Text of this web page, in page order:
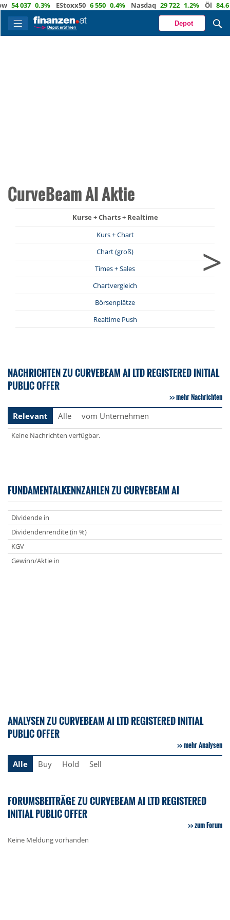
037 0,3% EStoxx50 6 550 0,4% Nasdaq 29 722 1,2% Öl 84,6
Depot
CurveBeam AI Aktie
Kurse + Charts + Realtime
Kurs + Chart
Chart (groß)
Times + Sales
Chartvergleich
Börsenplätze
Realtime Push
>
NACHRICHTEN ZU CURVEBEAM AI LTD REGISTERED INITIAL
PUBLIC OFFER
mehr Nachrichten
Relevant
Alle vom Unternehmen
Keine Nachrichten verfügbar.
FUNDAMENTALKENNZAHLEN ZU CURVEBEAM AI
Dividende in
Dividendenrendite (in %)
KGV
Gewinn/Aktie in
ANALYSEN ZU CURVEBEAM AI LTD REGISTERED INITIAL
PUBLIC OFFER
mehr Analysen
Alle
Buy Hold Sell
FORUMSBEITRÄGE ZU CURVEBEAM AI LTD REGISTERED
INITIAL PUBLIC OFFER
zum Forum
Keine Meldung vorhanden